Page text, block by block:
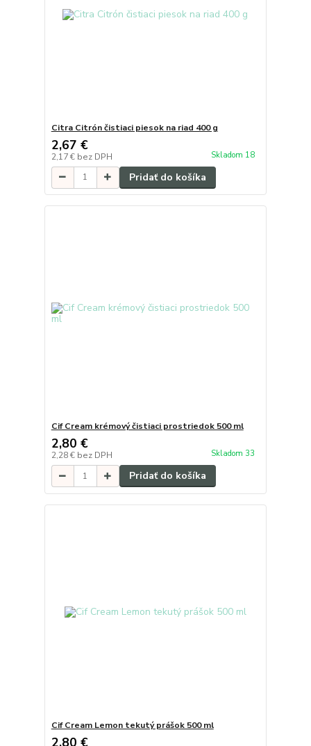
Citra Citrón čistiaci piesok na riad 400 g
2,67 €
2,17 € bez DPH Skladom 18
Pridať do košíka
Cif Cream krémový čistiaci prostriedok 500 ml
2,80 €
2,28 € bez DPH Skladom 33
Pridať do košíka
Cif Cream Lemon tekutý prášok 500 ml
2,80 €